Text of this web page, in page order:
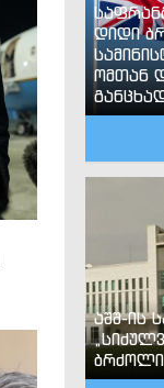
დიდი
ომთან
აშშ-ის